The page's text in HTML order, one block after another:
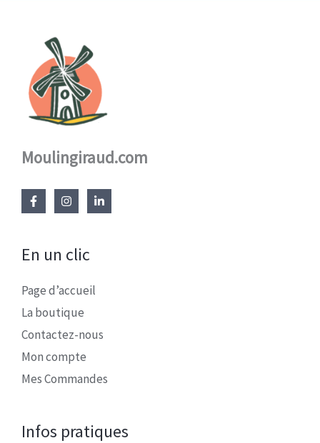
Moulingiraud.com
En un clic
Page d’accueil
La boutique
Contactez-nous
Mon compte
Mes Commandes
Infos pratiques